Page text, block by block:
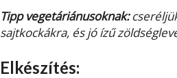
Tipp vegetáriánusoknak:
sajtkockákra, és jó ízű
Elkészítés: